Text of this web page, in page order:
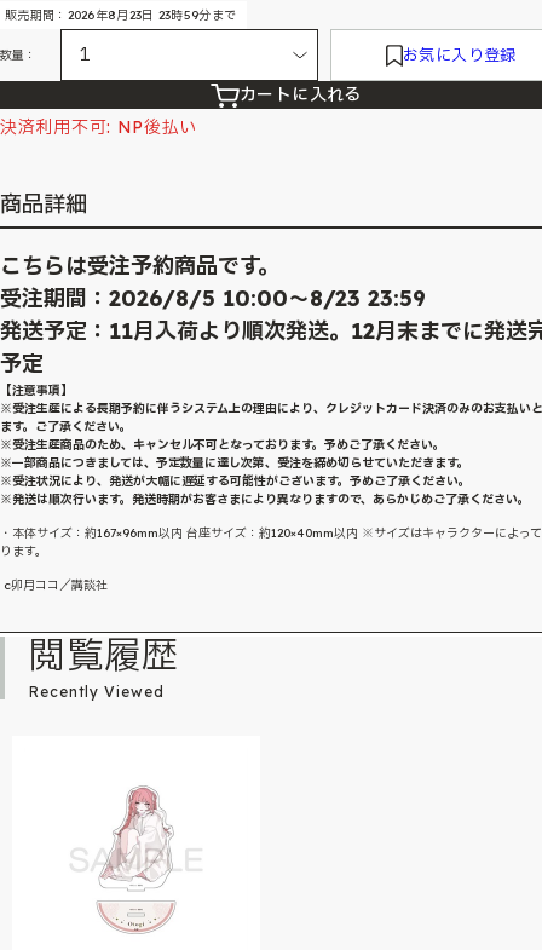
販売期間：2026年8月23日 23時59分まで
数量： お気に入り登録
カートに入れる
決済利用不可: NP後払い
商品詳細
こちらは受注予約商品です。
受注期間：2026/8/5 10:00～8/23 23:59
発送予定：11月入荷より順次発送。12月末までに発送
予定
【注意事項】
※受注生産による長期予約に伴うシステム上の理由により、クレジットカード決済のみのお支払い
ます。ご了承ください。
※受注生産商品のため、キャンセル不可となっております。予めご了承ください。
※一部商品につきましては、予定数量に達し次第、受注を締め切らせていただきます。
※受注状況により、発送が大幅に遅延する可能性がございます。予めご了承ください。
※発送は順次行います。発送時期がお客さまにより異なりますので、あらかじめご了承ください。
・本体サイズ：約167×96mm以内 台座サイズ：約120×40mm以内 ※サイズはキャラクターによっ
ります。
c卯月ココ／講談社
閲覧履歴
Recently Viewed